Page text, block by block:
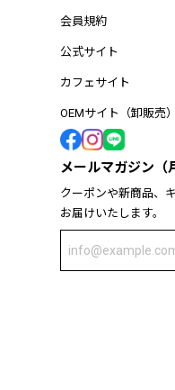
会員規約
公式サイト
カフェサイト
OEMサイト（卸販売）
メールマガジン（
クーポンや新商品、
お届けいたします。